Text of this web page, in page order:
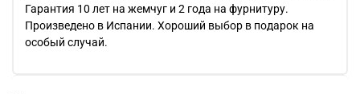
Гарантия 10 лет на жемчуг и 2 года на фурнитуру.
Произведено в Испании. Хороший выбор в подарок на
особый случай.